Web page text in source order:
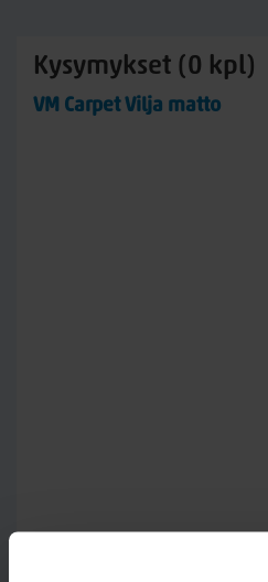
Kysymykset (0 kpl)
VM Carpet Vilja matto